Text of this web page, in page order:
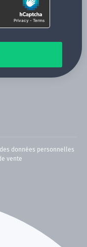
données personnelles
vente